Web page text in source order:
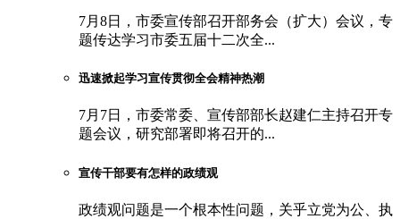
7月8日，市委宣传部召开部务会（扩大）会议，专
题传达学习市委五届十二次全...
迅速掀起学习宣传贯彻全会精神热潮
7月7日，市委常委、宣传部部长赵建仁主持召开专
题会议，研究部署即将召开的...
宣传干部要有怎样的政绩观
政绩观问题是一个根本性问题，关乎立党为公、执